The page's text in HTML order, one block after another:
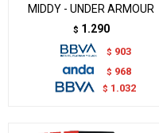
MIDDY - UNDER ARMOUR
$ 1.290
$ 903
$ 968
$ 1.032